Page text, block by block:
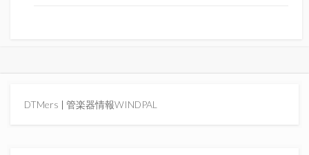
DTMers | 管楽器情報WINDPAL